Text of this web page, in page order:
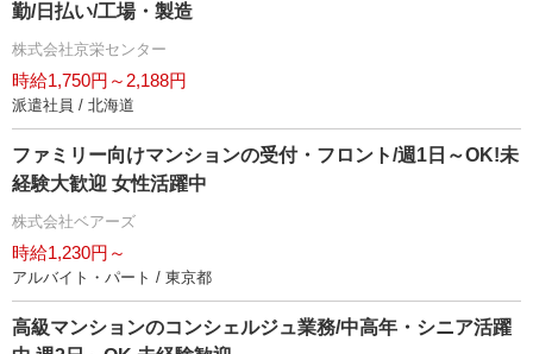
勤/日払い/工場・製造
株式会社京栄センター
時給1,750円～2,188円
派遣社員 / 北海道
ファミリー向けマンションの受付・フロント/週1日～OK!未
経験大歓迎 女性活躍中
株式会社ベアーズ
時給1,230円～
アルバイト・パート / 東京都
高級マンションのコンシェルジュ業務/中高年・シニア活躍